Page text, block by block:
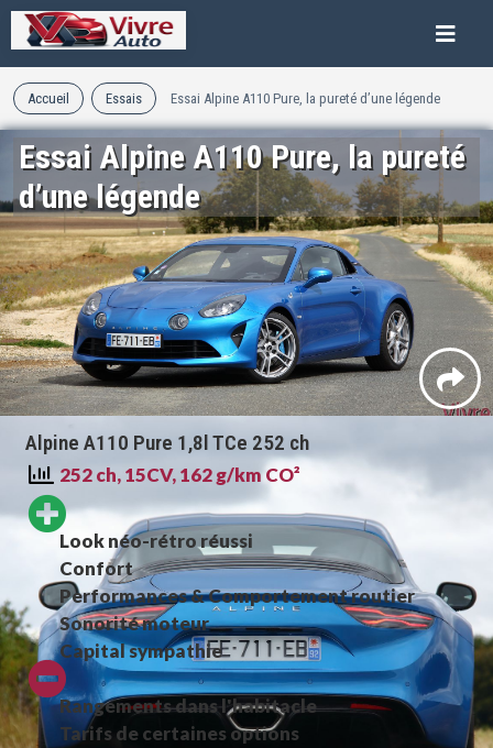
Accueil Essais Essai Alpine A110 Pure, la pureté d’une légende
Essai Alpine A110 Pure, la pureté
d’une légende
Alpine A110 Pure 1,8l TCe 252 ch
252 ch, 15CV, 162 g/km CO²
Look néo-rétro réussi
Confort
Performances & Comportement routier
Sonorité moteur
Capital sympathie
Rangements dans l'habitacle
Tarifs de certaines options